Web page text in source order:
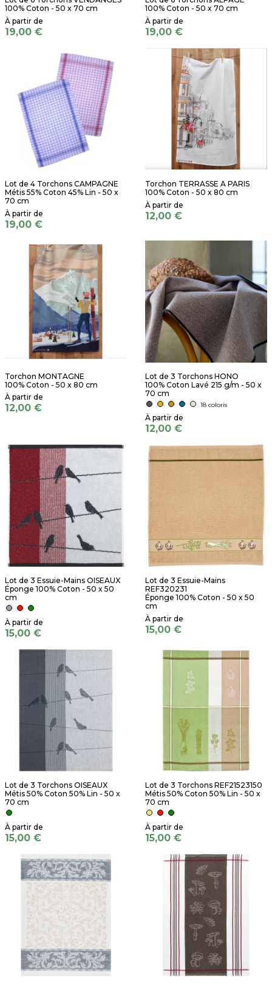
100% Coton - 50 x 70 cm
19,00 €
100% Coton - 50 x 70 cm
19,00 €
Lot de 4 Torchons CAMPAGNE
Métis 55% Coton 45% Lin - 50 x
70 cm
19,00 €
Torchon TERRASSE A PARIS
100% Coton - 50 x 80 cm
12,00 €
Torchon MONTAGNE
100% Coton - 50 x 80 cm
12,00 €
Lot de 3 Torchons HONO
100% Coton Lavé 215 g/m - 50 x
70 cm
18 coloris
12,00 €
Lot de 3 Essuie-Mains OISEAUX
Éponge 100% Coton - 50 x 50
cm
15,00 €
Lot de 3 Essuie-Mains
REF320231
Éponge 100% Coton - 50 x 50
cm
15,00 €
Lot de 3 Torchons OISEAUX
Métis 50% Coton 50% Lin - 50 x
70 cm
15,00 €
Lot de 3 Torchons REF21523150
Métis 50% Coton 50% Lin - 50 x
70 cm
15,00 €